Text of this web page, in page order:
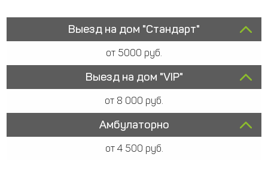
Выезд на дом "Стандарт"
от 5000 руб.
Выезд на дом "VIP"
от 8 000 руб.
Амбулаторно
от 4 500 руб.